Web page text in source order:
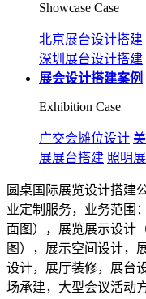
Showcase Case
北京展台设计搭建
深圳展台设计搭建
展会设计搭建案例
Exhibition Case
广交会摊位设计
展展台搭建 照明
圆桌国际展览设计搭建
业定制服务，业务范围
面图），展览展示设计
图），展示空间设计，
设计，展厅装修，展台
场承建，大型会议活动